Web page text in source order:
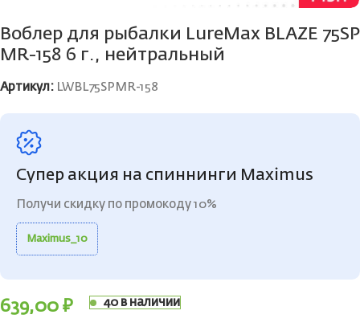
Воблер для рыбалки LureMax BLAZE 75SP
MR-158 6 г., нейтральный
Артикул: LWBL75SPMR-158
Супер акция на спиннинги Maximus
Получи скидку по промокоду 10%
Maximus_10
639,00 ₽ 40 в наличии